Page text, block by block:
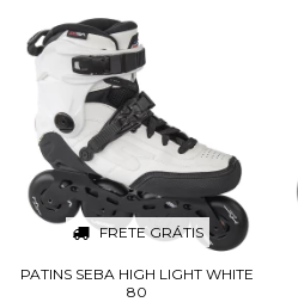
FRETE GRÁTIS
PATINS SEBA HIGH LIGHT WHITE
80